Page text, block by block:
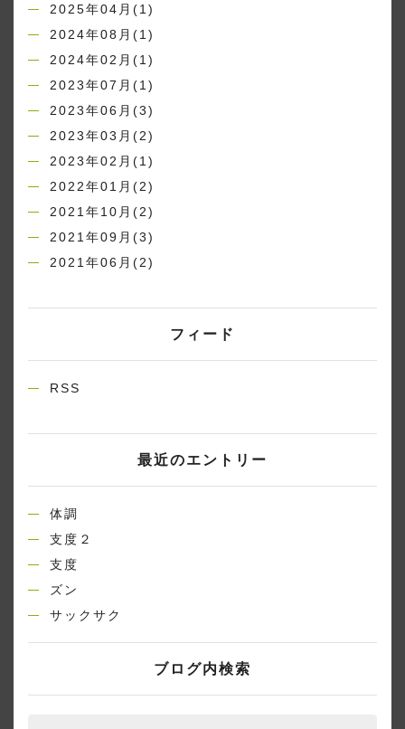
2025年04月(1)
2024年08月(1)
2024年02月(1)
2023年07月(1)
2023年06月(3)
2023年03月(2)
2023年02月(1)
2022年01月(2)
2021年10月(2)
2021年09月(3)
2021年06月(2)
フィード
RSS
最近のエントリー
体調
支度２
支度
ズン
サックサク
ブログ内検索